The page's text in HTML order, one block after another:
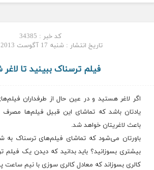
کد خبر : 34385
تاریخ انتشار : شنبه 17 آگوست 2013 - 14:42
فیلم ترسناک ببینید تا
اگر لاغر هستید و در عین حال از طرفداران
یادتان باشد که تماشای این قبیل فیلم‌ها مصرف
باعث لاغریتان خواهد شد.
باورتان می‌شود که تماشای فیلم‌های ترسناک به
کالری بسوزاند که معادل کالری سوزی با نیم ساعت